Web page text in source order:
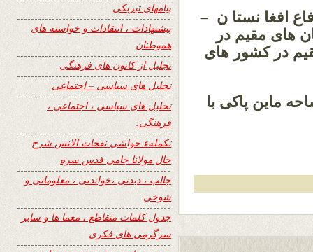
افغا نستا ن –
های مقیم در
در کشور های
ماین پاکی با
پیامهای تبریکی
پیشنهادات ، انتقادات و خواسته های
هموطنان
تجلیل از کانون های فرهنگی
تحلیل های سیاسی – اجتماعی
تحلیل های سیاسی ، اجتماعی ،
فرهنگی.
تکملهء حواشی نفحات الانس شرح
حال مولانا جامی قدس سره
جالب ، دیدنی ،خواندنی ، معلوماتی و
شوخی
جدول کلمات متقاطع ، معما ها و سایر
سرگرمی های فکری